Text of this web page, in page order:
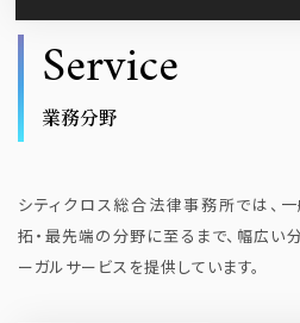
岩堀修都弁護士の加入について
年末年始の休業について
令和６年 ＧＷの営業について
弁護士法人設立のご報告
Service
業務分野
シティクロス総合法律事務所では、
拓・最先端の分野に至るまで、幅広い
ーガルサービスを提供しています。